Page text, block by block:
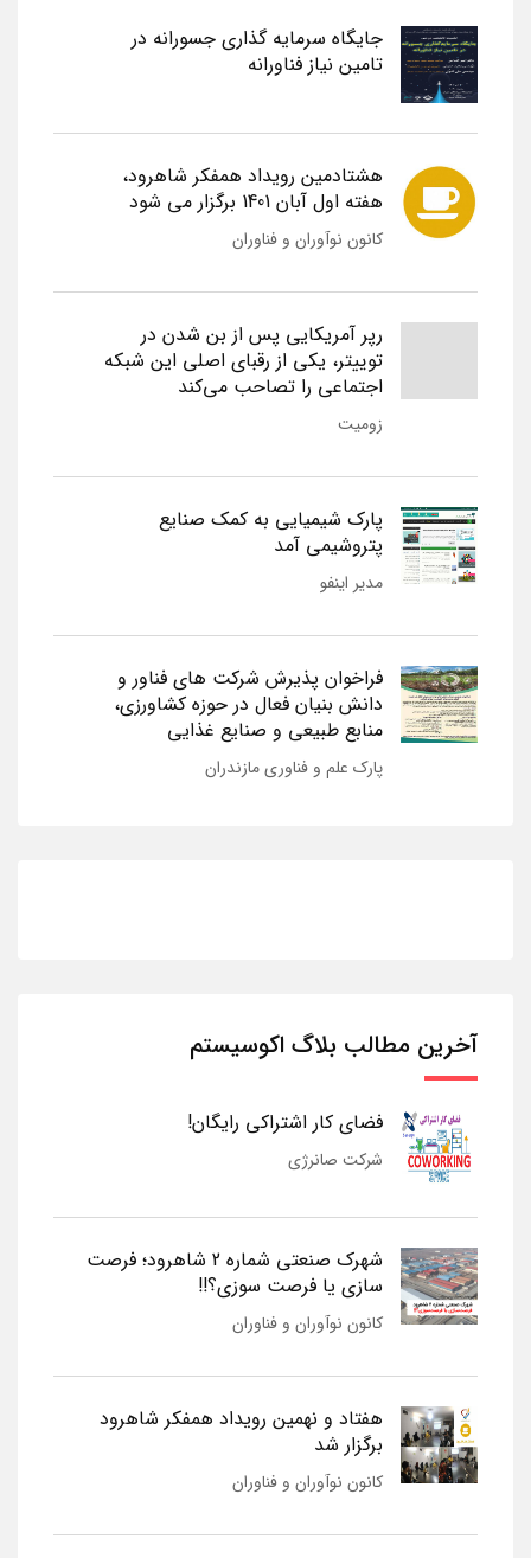
جایگاه سرمایه گذاری جسورانه در
تامین نیاز فناورانه
هشتادمین رویداد همفکر شاهرود،
هفته اول آبان 1401 برگزار می شود
کانون نوآوران و فناوران
رپر آمریکایی پس از بن شدن در
توییتر، یکی از رقبای اصلی این شبکه
اجتماعی را تصاحب می‌کند
زومیت
پارک شیمیایی به کمک صنایع
پتروشیمی آمد
مدیر اینفو
فراخوان پذیرش شرکت های فناور و
دانش بنیان فعال در حوزه کشاورزی،
منابع طبیعی و صنایع غذایی
پارک علم و فناوری مازندران
آخرین مطالب بلاگ اکوسیستم
فضای کار اشتراکی رایگان!
شرکت صانرژی
شهرک صنعتی شماره 2 شاهرود؛ فرصت
سازی یا فرصت سوزی؟!!
کانون نوآوران و فناوران
هفتاد و نهمین رویداد همفکر شاهرود
برگزار شد
کانون نوآوران و فناوران